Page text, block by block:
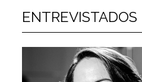
ENTREVISTADOS